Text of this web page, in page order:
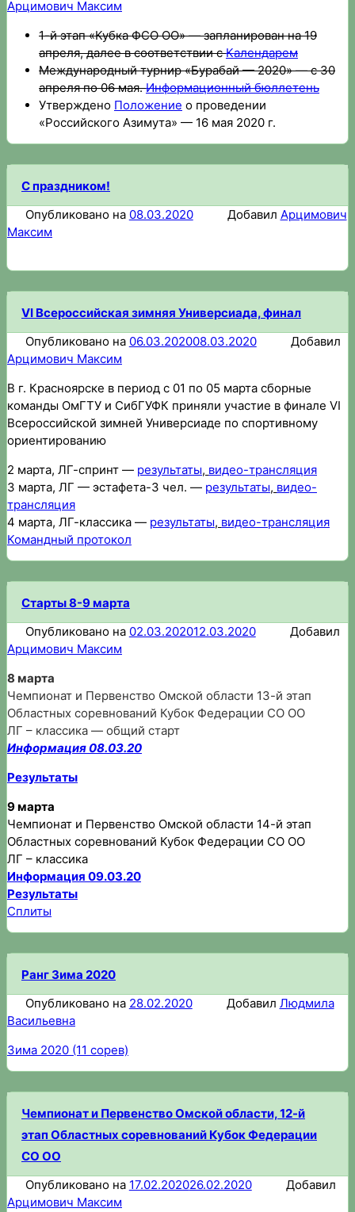
Арцимович Максим
1-й этап «Кубка ФСО ОО» — запланирован на 19
апреля, далее в соответствии сКалендарем
Международный турнир «Бурабай — 2020» — с 30
апреля по 06 мая.Информационный бюллетень
Утверждено Положение о проведении
«Российского Азимута» — 16 мая 2020 г.
С праздником!
Опубликовано на 08.03.2020 Добавил Арцимович
Максим
VI Всероссийская зимняя Универсиада, финал
Опубликовано на 06.03.202008.03.2020
Добавил
Арцимович Максим
В г. Красноярске в период с 01 по 05 марта сборные
команды ОмГТУ и СибГУФК приняли участие в финале VI
Всероссийской зимней Универсиаде по спортивному
ориентированию
2 марта, ЛГ-спринт — результаты, видео-трансляция
3 марта, ЛГ — эстафета-3 чел. — результаты, видео-
трансляция
4 марта, ЛГ-классика — результаты, видео-трансляция
Командный протокол
Старты 8-9 марта
Опубликовано на 02.03.202012.03.2020
Добавил
Арцимович Максим
8 марта
Чемпионат и Первенство Омской области 13-й этап
Областных соревнований Кубок Федерации СО ОО
ЛГ – классика — общий старт
Информация 08.03.20
Результаты
9 марта
Чемпионат и Первенство Омской области 14-й этап
Областных соревнований Кубок Федерации СО ОО
ЛГ – классика
Информация 09.03.20
Результаты
Сплиты
Ранг Зима 2020
Опубликовано на 28.02.2020 Добавил Людмила
Васильевна
Зима 2020 (11 сорев)
Чемпионат и Первенство Омской области, 12-й
этап Областных соревнований Кубок Федерации
СО ОО
Опубликовано на 17.02.202026.02.2020
Добавил
Арцимович Максим